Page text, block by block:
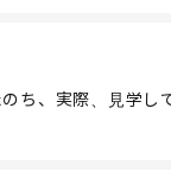
ち、実際、見学し